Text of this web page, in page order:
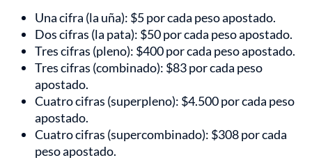
Una cifra (la uña): $5 por cada peso apostado.
Dos cifras (la pata): $50 por cada peso apostado.
Tres cifras (pleno): $400 por cada peso apostado.
Tres cifras (combinado): $83 por cada peso
apostado.
Cuatro cifras (superpleno): $4.500 por cada peso
apostado.
Cuatro cifras (supercombinado): $308 por cada
peso apostado.